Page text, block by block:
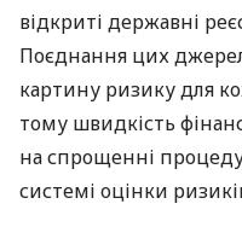
відкриті державні
Поєднання цих
картину ризику для
тому швидкість
на спрощенні
системі оцінки